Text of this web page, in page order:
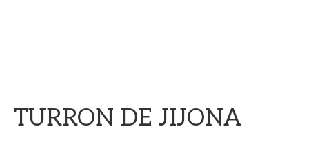
TURRON DE JIJONA